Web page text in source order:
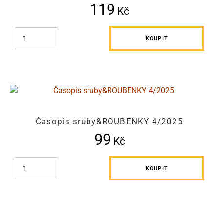
119 Kč
KOUPIT
Časopis sruby&ROUBENKY 4/2025
99 Kč
KOUPIT